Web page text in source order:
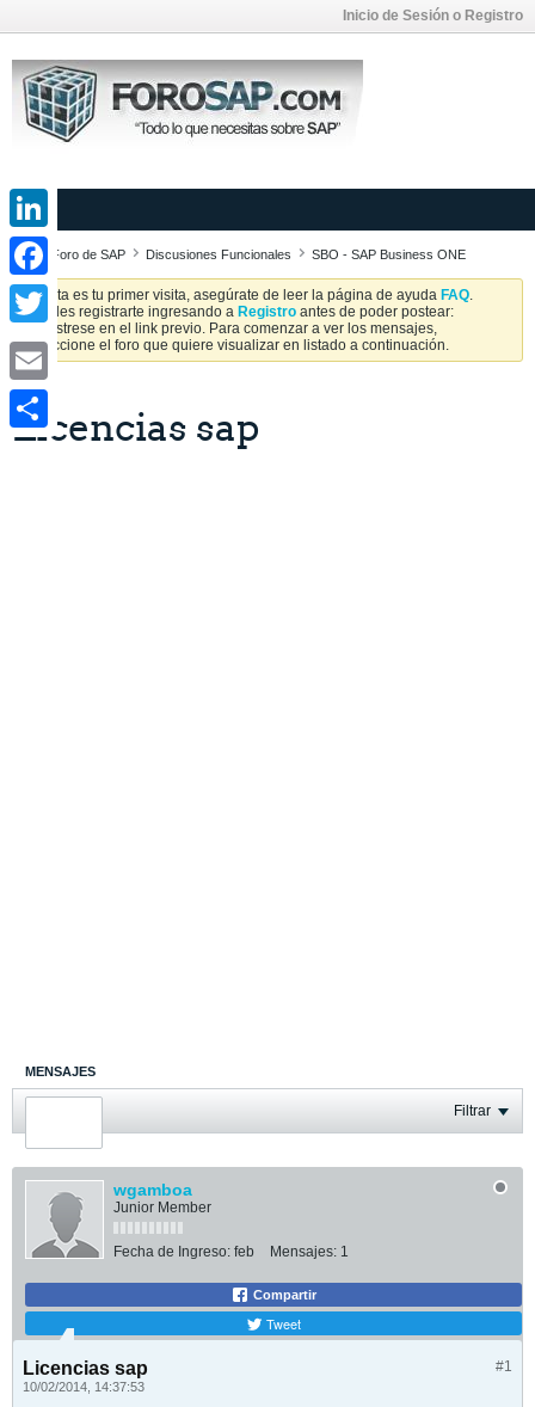
Inicio de Sesión o Registro
Foro de SAP Discusiones Funcionales SBO - SAP Business ONE
Si esta es tu primer visita, asegúrate de leer la página de ayuda FAQ.
Puedes registrarte ingresando a Registro antes de poder postear:
Regístrese en el link previo. Para comenzar a ver los mensajes,
seleccione el foro que quiere visualizar en listado a continuación.
Licencias sap
MENSAJES
ÚLTIMA ACTIVIDAD Filtrar
wgamboa
Junior Member
Fecha de Ingreso: feb Mensajes: 1
Compartir
Tweet
#1
Licencias sap
10/02/2014, 14:37:53
LinkedIn
Facebook
Twitter
Email